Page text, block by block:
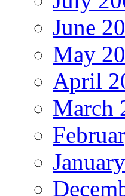
June
May
April
March